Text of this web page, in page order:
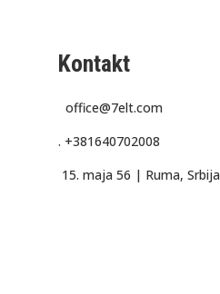
Kontakt
office@7elt.com
. +381640702008
15. maja 56 | Ruma, Srbija